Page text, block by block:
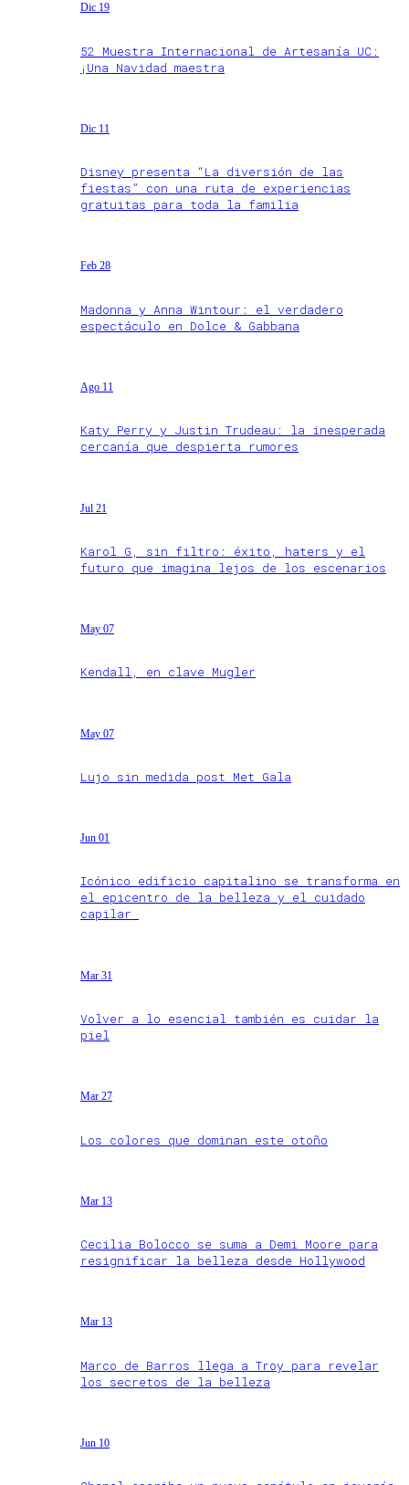
Dic 19
52 Muestra Internacional de Artesanía UC:
¡Una Navidad maestra
Dic 11
Disney presenta “La diversión de las
fiestas” con una ruta de experiencias
gratuitas para toda la familia
Feb 28
Madonna y Anna Wintour: el verdadero
espectáculo en Dolce & Gabbana
Ago 11
Katy Perry y Justin Trudeau: la inesperada
cercanía que despierta rumores
Jul 21
Karol G, sin filtro: éxito, haters y el
futuro que imagina lejos de los escenarios
May 07
Kendall, en clave Mugler
May 07
Lujo sin medida post Met Gala
Jun 01
Icónico edificio capitalino se transforma en
el epicentro de la belleza y el cuidado
capilar
Mar 31
Volver a lo esencial también es cuidar la
piel
Mar 27
Los colores que dominan este otoño
Mar 13
Cecilia Bolocco se suma a Demi Moore para
resignificar la belleza desde Hollywood
Mar 13
Marco de Barros llega a Troy para revelar
los secretos de la belleza
Jun 10